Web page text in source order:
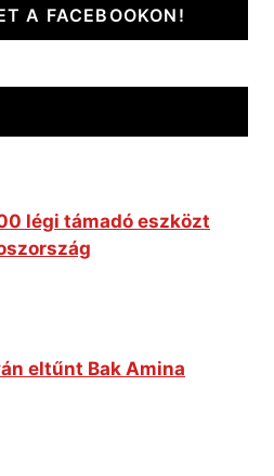
A FACEBOOKON!
légi támadó eszközt
eltűnt Bak Amina